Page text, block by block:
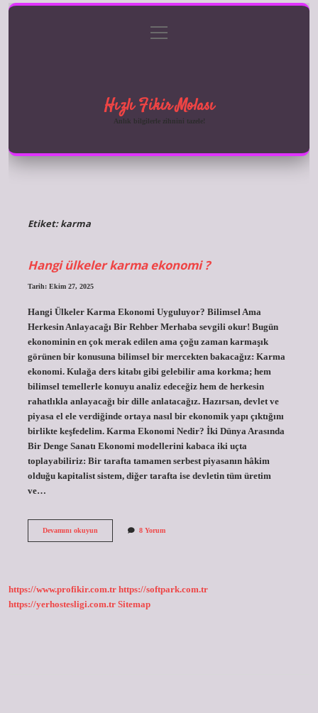
Gizlilik Politikası
menüyü
aç
Hızlı Fikir Molası
Anlık bilgilerle zihnini tazele!
Etiket:karma
Hangi ülkeler karma ekonomi ?
Tarih: Ekim 27, 2025
Hangi Ülkeler Karma Ekonomi Uyguluyor? Bilimsel Ama
Herkesin Anlayacağı Bir Rehber Merhaba sevgili okur! Bugün
ekonominin en çok merak edilen ama çoğu zaman karmaşık
görünen bir konusuna bilimsel bir mercekten bakacağız: Karma
ekonomi. Kulağa ders kitabı gibi gelebilir ama korkma; hem
bilimsel temellerle konuyu analiz edeceğiz hem de herkesin
rahatlıkla anlayacağı bir dille anlatacağız. Hazırsan, devlet ve
piyasa el ele verdiğinde ortaya nasıl bir ekonomik yapı çıktığını
birlikte keşfedelim. Karma Ekonomi Nedir? İki Dünya Arasında
Bir Denge Sanatı Ekonomi modellerini kabaca iki uçta
toplayabiliriz: Bir tarafta tamamen serbest piyasanın hâkim
olduğu kapitalist sistem, diğer tarafta ise devletin tüm üretim
ve…
Devamını okuyunHangi
8 Yorum
https://www.profikir.com.tr https://softpark.com.tr
https://yerhostesligi.com.tr Sitemap